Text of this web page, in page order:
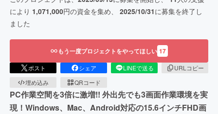
により 1,071,000円の資金を集め、 2025/10/31に募集を終了し
ました
もう一度プロジェクトをやってほしい 17
ポスト シェア LINEで送る
URLコピー
埋め込み
QRコード
PC作業空間を3倍に激増!! 外出先でも3画面作業環境を実
現！Windows、Mac、Android対応の15.6インチFHD画